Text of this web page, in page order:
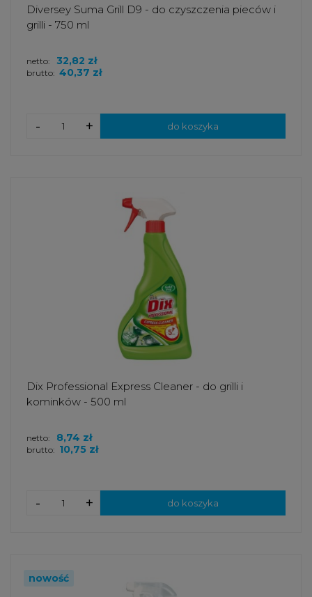
Diversey Suma Grill D9 - do czyszczenia pieców i
grilli - 750 ml
brutto: 40,37 zł
netto: 32,82 zł
+
- do koszyka
Dix Professional Express Cleaner - do grilli i
kominków - 500 ml
brutto: 10,75 zł
netto: 8,74 zł
+
- do koszyka
nowość